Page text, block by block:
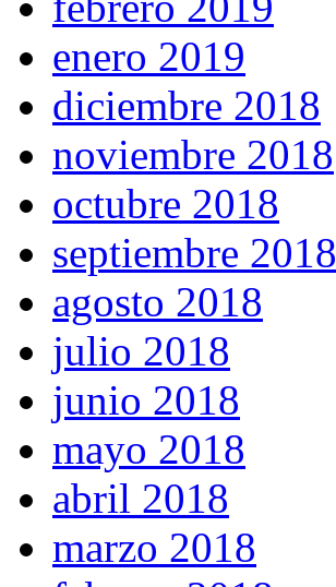
enero 2019
diciembre 2018
noviembre 2018
octubre 2018
septiembre 2018
agosto 2018
julio 2018
junio 2018
mayo 2018
abril 2018
marzo 2018